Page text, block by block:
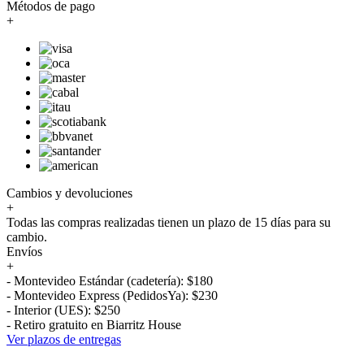
Métodos de pago
+
Cambios y devoluciones
+
Todas las compras realizadas tienen un plazo de 15 días para su
cambio.
Envíos
+
- Montevideo Estándar (cadetería): $180
- Montevideo Express (PedidosYa): $230
- Interior (UES): $250
- Retiro gratuito en Biarritz House
Ver plazos de entregas